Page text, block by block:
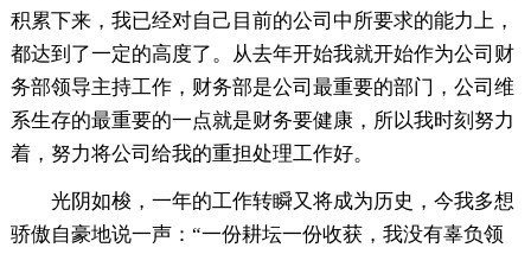
积累下来，我已经对自己目前的公司中所要求的能力上，
都达到了一定的高度了。从去年开始我就开始作为公司财
务部领导主持工作，财务部是公司最重要的部门，公司维
系生存的最重要的一点就是财务要健康，所以我时刻努力
着，努力将公司给我的重担处理工作好。
光阴如梭，一年的工作转瞬又将成为历史，今我多想
骄傲自豪地说一声：“一份耕坛一份收获，我没有辜负领